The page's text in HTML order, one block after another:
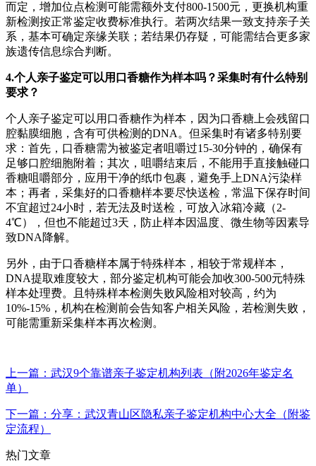
而定，增加位点检测可能需额外支付800-1500元，更换机构重
新检测按正常鉴定收费标准执行。若两次结果一致支持亲子关
系，基本可确定亲缘关联；若结果仍存疑，可能需结合更多家
族遗传信息综合判断。
4.个人亲子鉴定可以用口香糖作为样本吗？采集时有什么特别
要求？
个人亲子鉴定可以用口香糖作为样本，因为口香糖上会残留口
腔黏膜细胞，含有可供检测的DNA。但采集时有诸多特别要
求：首先，口香糖需为被鉴定者咀嚼过15-30分钟的，确保有
足够口腔细胞附着；其次，咀嚼结束后，不能用手直接触碰口
香糖咀嚼部分，应用干净的纸巾包裹，避免手上DNA污染样
本；再者，采集好的口香糖样本要尽快送检，常温下保存时间
不宜超过24小时，若无法及时送检，可放入冰箱冷藏（2-
4℃），但也不能超过3天，防止样本因温度、微生物等因素导
致DNA降解。
另外，由于口香糖样本属于特殊样本，相较于常规样本，
DNA提取难度较大，部分鉴定机构可能会加收300-500元特殊
样本处理费。且特殊样本检测失败风险相对较高，约为
10%-15%，机构在检测前会告知客户相关风险，若检测失败，
可能需重新采集样本再次检测。
上一篇：武汉9个靠谱亲子鉴定机构列表（附2026年鉴定名
单）
下一篇：分享：武汉青山区隐私亲子鉴定机构中心大全（附鉴
定流程）
热门文章